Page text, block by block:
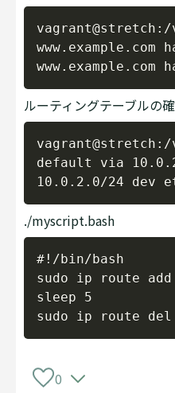
vagrant@stretch:/
www.example.com
ルーティングテーブルの
default via
./myscript.bash
#!/bin/bash
sudo ip route
sleep 5
0